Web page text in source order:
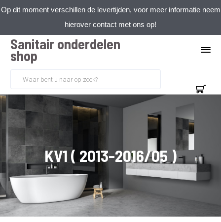
Op dit moment verschillen de levertijden, voor meer informatie neem
hierover contact met ons op!
Sanitair onderdelen
shop
KV1 ( 2013-2016/05 )